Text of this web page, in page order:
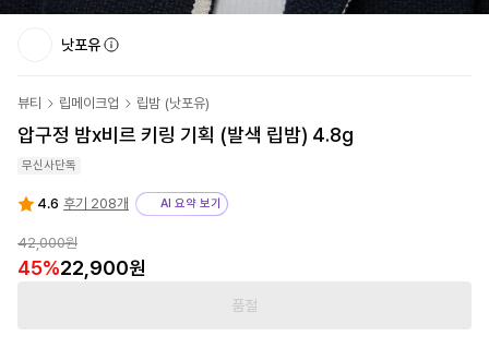
낫포유
뷰티 립메이크업 립밤 (낫포유)
압구정 밤x비르 키링 기획 (발색 립밤) 4.8g
무신사단독
4.6 후기 208개 AI 요약 보기
42,000원
45%22,900원
품절